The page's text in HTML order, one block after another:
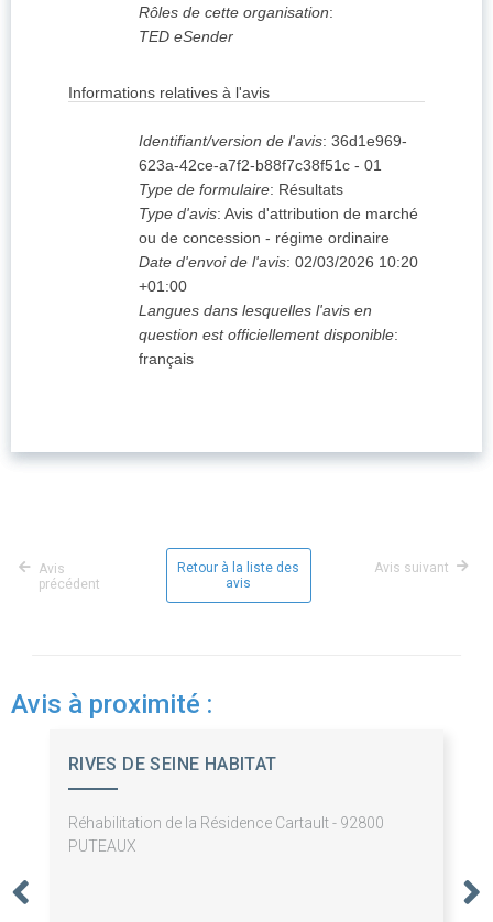
Rôles de cette organisation:
TED eSender
Informations relatives à l'avis
Identifiant/version de l'avis: 36d1e969-
623a-42ce-a7f2-b88f7c38f51c - 01
Type de formulaire: Résultats
Type d'avis: Avis d'attribution de marché
ou de concession - régime ordinaire
Date d'envoi de l'avis: 02/03/2026 10:20
+01:00
Langues dans lesquelles l'avis en
question est officiellement disponible:
français
Avis
précédent
Retour à la liste des
avis
Avis suivant
Avis à proximité :
RIVES DE SEINE HABITAT
Réhabilitation de la Résidence Cartault - 92800
PUTEAUX